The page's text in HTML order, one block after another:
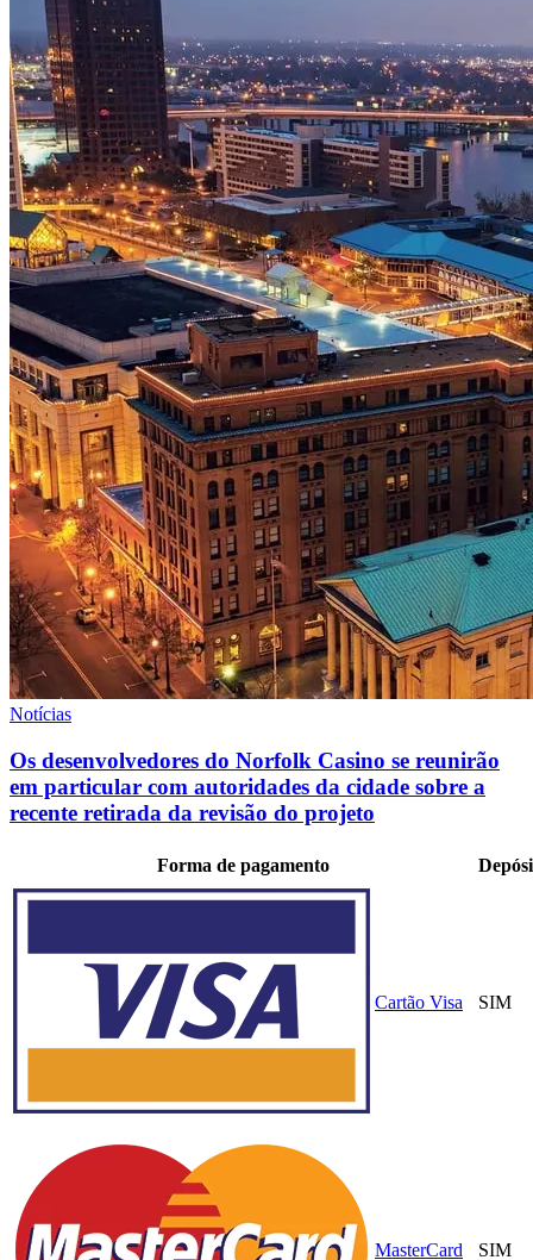
Notícias
Os desenvolvedores do Norfolk Casino se reunirão
em particular com autoridades da cidade sobre a
recente retirada da revisão do projeto
Forma de pagamento
Cartão Visa SIM
MasterCard SIM